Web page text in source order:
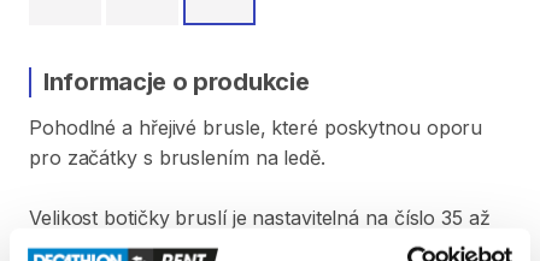
Informacje o produkcie
Pohodlné a hřejivé brusle​​​​​​​​​​​​,​ které poskytnou oporu
pro začátky s bruslením na ledě.
Velikost botičky bruslí je nastavitelná na číslo 35 až
38. Před každým použitím vysušeny a